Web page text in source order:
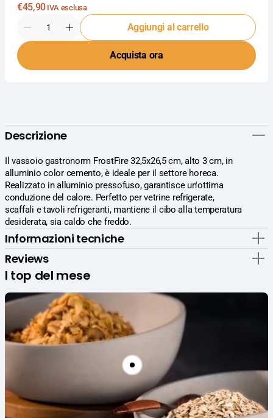
Prezzo
€45,90 IVA esclusa
Diminuisci
la
per
H.3
cm
32.5
x
26.5
cm
In
Alluminio
Pressofuso
Color
Cemento
Aumenta
la
H.3
32.5
x
26.5
cm
In
Alluminio
Pressofuso
Color
Aggiungi al carrello
Acquista ora
Descrizione
Il vassoio gastronorm FrostFire 32,5x26,5 cm, alto 3 cm, in
alluminio color cemento, è ideale per il settore horeca.
Realizzato in alluminio pressofuso, garantisce un'ottima
conduzione del calore. Perfetto per vetrine refrigerate,
scaffali e tavoli refrigeranti, mantiene il cibo alla temperatura
desiderata, sia caldo che freddo.
Informazioni tecniche
Reviews
I top del mese